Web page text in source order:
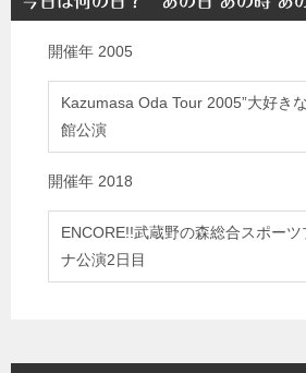
開催年 2005
Kazumasa Oda Tour 2005”大好き
館公演
開催年 2018
ENCORE!!武蔵野の森総合スポー
ナ公演2日目